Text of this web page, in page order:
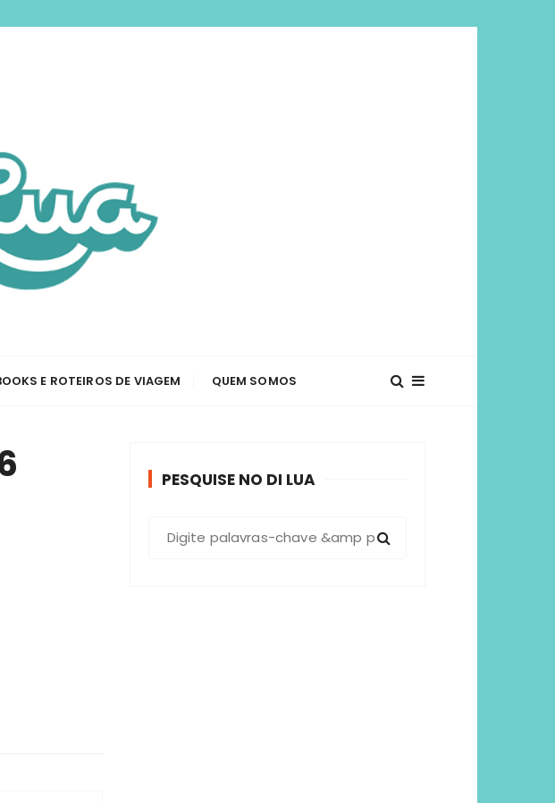
a viajar mais e
E ROTEIROS DE VIAGEM QUEM SOMOS
PESQUISE NO DI LUA